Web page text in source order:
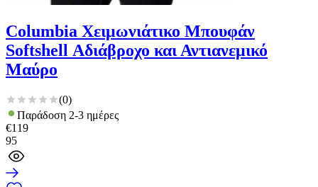
Columbia Χειμωνιάτικο Μπουφάν
Softshell Αδιάβροχο και Αντιανεμικό
Μαύρο
(0)
Παράδοση 2-3 ημέρες
€119
95